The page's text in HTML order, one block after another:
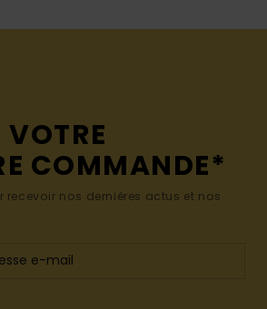
VOTRE
COMMANDE*
recevoir nos dernières actus et nos